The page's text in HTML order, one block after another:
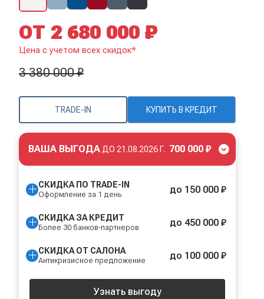
TRADE-IN КУПИТЬ В КРЕДИТ
ОТ 2 680 000 ₽
Цена с учетом всех скидок*
3 380 000 ₽
ВАША ВЫГОДА ДО 21.08.2026 Г. 700 000 ₽
СКИДКА ПО TRADE-IN
Оформление за 1 день до 150 000 ₽
СКИДКА ЗА КРЕДИТ
Более 30 банков-партнеров до 450 000 ₽
СКИДКА ОТ САЛОНА
Антикризисное предложение до 100 000 ₽
Узнать выгоду